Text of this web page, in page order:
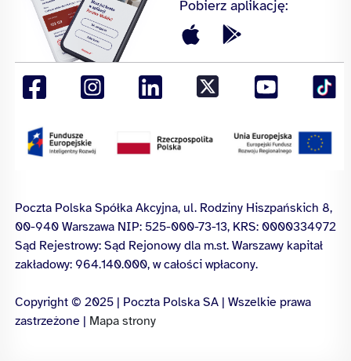
Pobierz aplikację:
Poczta Polska Spółka Akcyjna, ul. Rodziny Hiszpańskich 8,
00-940 Warszawa NIP: 525-000-73-13, KRS: 0000334972
Sąd Rejestrowy: Sąd Rejonowy dla m.st. Warszawy kapitał
zakładowy: 964.140.000, w całości wpłacony.
Copyright © 2025 | Poczta Polska SA | Wszelkie prawa
zastrzeżone | Mapa strony